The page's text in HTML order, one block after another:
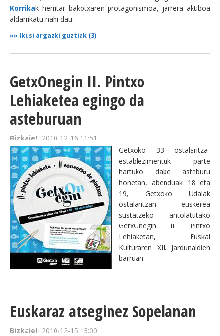
Korrikak herritar bakotxaren protagonismoa, jarrera aktiboa
aldarrikatu nahi dau.
»» Ikusi argazki guztiak (3)
GetxOnegin II. Pintxo
Lehiaketea egingo da
asteburuan
Bizkaie! 2010-12-16 11:51
Getxoko 33 ostalaritza-
establezimentuk parte
hartuko dabe asteburu
honetan, abenduak 18 eta
19, Getxoko Udalak
ostalaritzan euskerea
sustatzeko antolatutako
GetxOnegin II. Pintxo
Lehiaketan, Euskal
Kulturaren XII. Jardunaldien
barruan.
Euskaraz atseginez Sopelanan
Bizkaie! 2010-12-15 13:00